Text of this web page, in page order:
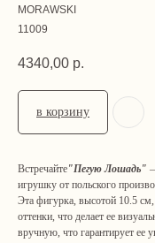
MORAWSKI
11009
4340,00 р.
в корзину
Встречайте"Пегую Лошадь"
игрушку от польского
Эта фигурка, высотой 10.5
оттенки, что делает ее
вручную, что гарантирует ее